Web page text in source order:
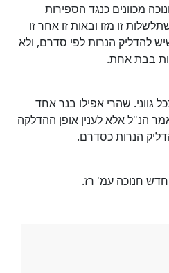
מכוונים כנגד הספירות
זו מזו ובאות זו אחר זו
להדליק הנרות לפי סדרם, ולא
בבת אחת.
גווני. שהרי אפילו בנר אחד
הנ"ל אלא לענין אופן ההדלקה
הנרות כסדרם.
חנוכה עמ' רז.